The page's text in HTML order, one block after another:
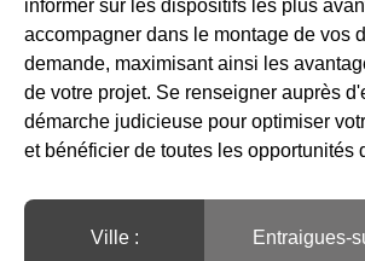
informer sur les dispositifs les plus
accompagner dans le montage de vos
demande, maximisant ainsi les
de votre projet. Se renseigner auprès
démarche judicieuse pour optimiser
et bénéficier de toutes les opportunités
Ville :️ Entraigues-